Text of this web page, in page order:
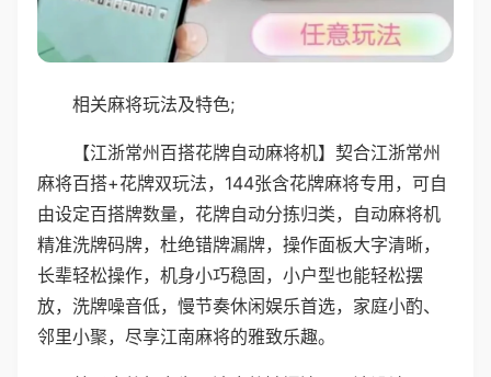
相关麻将玩法及特色;
【江浙常州百搭花牌自动麻将机】契合江浙常州
麻将百搭+花牌双玩法，144张含花牌麻将专用，可自
由设定百搭牌数量，花牌自动分拣归类，自动麻将机
精准洗牌码牌，杜绝错牌漏牌，操作面板大字清晰，
长辈轻松操作，机身小巧稳固，小户型也能轻松摆
放，洗牌噪音低，慢节奏休闲娱乐首选，家庭小酌、
邻里小聚，尽享江南麻将的雅致乐趣。